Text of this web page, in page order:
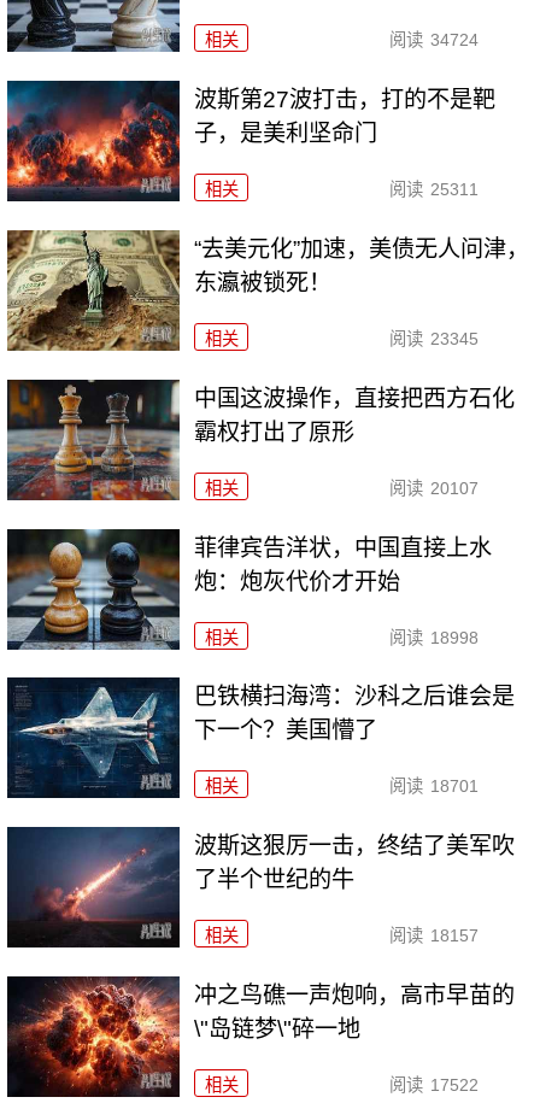
相关 阅读 34724
波斯第27波打击，打的不是靶
子，是美利坚命门
相关 阅读 25311
“去美元化”加速，美债无人问津，
东瀛被锁死！
相关 阅读 23345
中国这波操作，直接把西方石化
霸权打出了原形
相关 阅读 20107
菲律宾告洋状，中国直接上水
炮：炮灰代价才开始
相关 阅读 18998
巴铁横扫海湾：沙科之后谁会是
下一个？美国懵了
相关 阅读 18701
波斯这狠厉一击，终结了美军吹
了半个世纪的牛
相关 阅读 18157
冲之鸟礁一声炮响，高市早苗的
\"岛链梦\"碎一地
相关 阅读 17522